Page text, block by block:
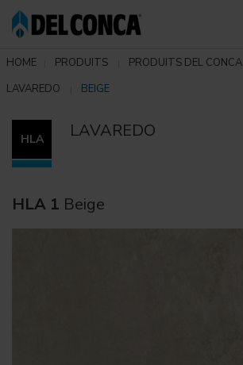
HOME PRODUITS PRODUITS DEL CONCA
LAVAREDO
BEIGE
HLA LAVAREDO
HLA 1 Beige